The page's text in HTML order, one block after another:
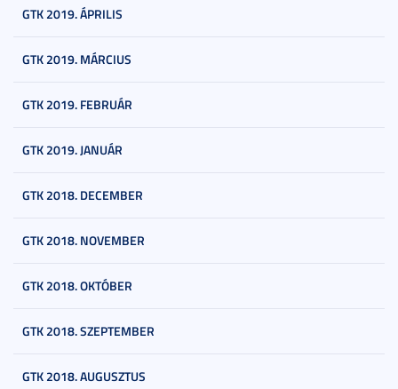
GTK 2019. ÁPRILIS
GTK 2019. MÁRCIUS
GTK 2019. FEBRUÁR
GTK 2019. JANUÁR
GTK 2018. DECEMBER
GTK 2018. NOVEMBER
GTK 2018. OKTÓBER
GTK 2018. SZEPTEMBER
GTK 2018. AUGUSZTUS